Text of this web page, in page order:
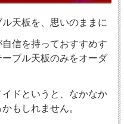
天板を、思いのままに
信を持っておすすめす
ブル天板のみをオーダ
ドというと、なかなか
もしれません。